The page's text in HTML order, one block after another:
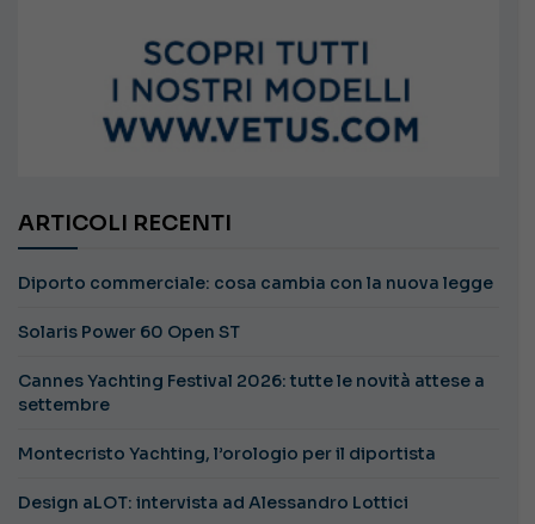
ARTICOLI RECENTI
Diporto commerciale: cosa cambia con la nuova legge
Solaris Power 60 Open ST
Cannes Yachting Festival 2026: tutte le novità attese a
settembre
Montecristo Yachting, l’orologio per il diportista
Design aLOT: intervista ad Alessandro Lottici